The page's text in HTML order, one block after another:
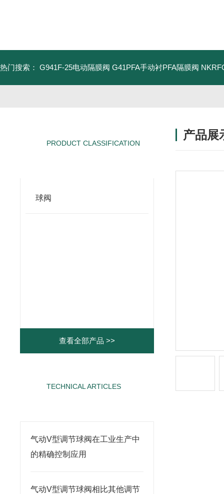
热门搜索： G941F-25电动隔膜阀 G41PFA手动衬PFA隔膜阀
PRODUCT CLASSIFICATION
球阀
查看全部产品 >>
TECHNICAL ARTICLES
气动V型调节球阀在工业生产中
的精确控制应用
气动V型调节球阀相比其他调节
产品展